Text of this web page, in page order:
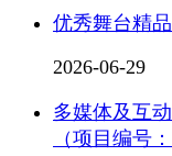
优秀舞台精
2026-06-29
多媒体及互
（项目编号